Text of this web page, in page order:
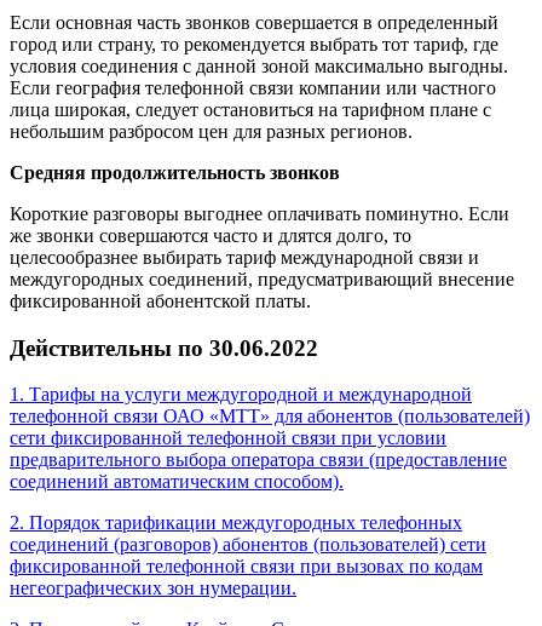
Если основная часть звонков совершается в определенный
город или страну, то рекомендуется выбрать тот тариф, где
условия соединения с данной зоной максимально выгодны.
Если география телефонной связи компании или частного
лица широкая, следует остановиться на тарифном плане с
небольшим разбросом цен для разных регионов.
Средняя продолжительность звонков
Короткие разговоры выгоднее оплачивать поминутно. Если
же звонки совершаются часто и длятся долго, то
целесообразнее выбирать тариф международной связи и
междугородных соединений, предусматривающий внесение
фиксированной абонентской платы.
Действительны по 30.06.2022
1. Тарифы на услуги междугородной и международной
телефонной связи ОАО «МТТ» для абонентов (пользователей)
сети фиксированной телефонной связи при условии
предварительного выбора оператора связи (предоставление
соединений автоматическим способом).
2. Порядок тарификации междугородных телефонных
соединений (разговоров) абонентов (пользователей) сети
фиксированной телефонной связи при вызовах по кодам
негеографических зон нумерации.